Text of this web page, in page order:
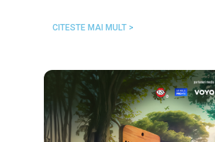
CITESTE MAI MULT >